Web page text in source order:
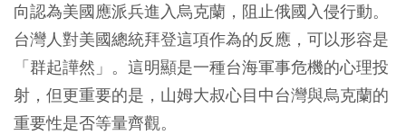
向認為美國應派兵進入烏克蘭，阻止俄國入侵行動。
台灣人對美國總統拜登這項作為的反應，可以形容是
「群起譁然」。這明顯是一種台海軍事危機的心理投
射，但更重要的是，山姆大叔心目中台灣與烏克蘭的
重要性是否等量齊觀。